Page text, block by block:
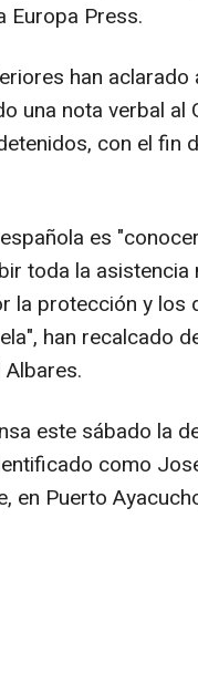
Europa Press.
han aclarado
una nota verbal al
con el fin
es
toda la asistencia
la protección y los
han recalcado
este sábado la
como
en Puerto